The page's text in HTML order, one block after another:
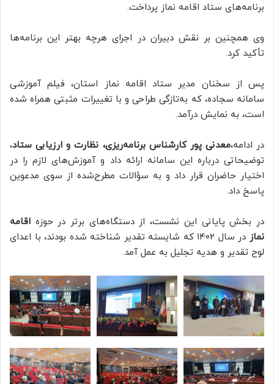
برنامه‌های ستاد اقامه نماز پرداخت.
وی همچنین بر نقش دبیران در اجرای هرچه بهتر این برنامه‌ها
تأکید کرد.
پس از سخنان مدیر ستاد اقامه نماز استان، فیلم آموزشی
سامانه سجاده، که به‌تازگی طراحی و با تغییرات مثبتی همراه شده
است، به نمایش درآمد.
در ادامه،معدنی پور کارشناس برنامه‌ریزی، نظارت و ارزیابی ستاد،
توضیحاتی درباره این سامانه ارائه داد و آموزش‌های لازم را در
اختیار حاضران قرار داد و به سؤالات مطرح‌شده از سوی مدعوین
پاسخ داد.
در بخش پایانی این نشست، از دستگاه‌های برتر در حوزه اقامه
نماز
در سال ۱۴۰۲ که شایسته تقدیر شناخته شده بودند، با اعدای
لوح تقدیر و هدیه تجلیل به عمل آمد.